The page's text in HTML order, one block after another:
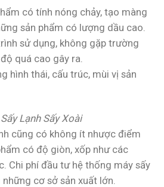
có tính nóng chảy, tạo màng
sản phẩm có lượng dầu cao.
sử dụng, không gặp trường
quá cao gây ra.
hình thái, cấu trúc, mùi vị sản
Lạnh Sấy Xoài
cũng có không ít nhược điểm
có độ giòn, xốp như các
Chi phí đầu tư hệ thống máy sấy
cơ sở sản xuất lớn.